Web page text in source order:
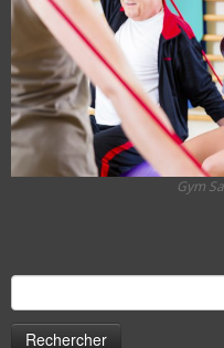
Gym
Rechercher :